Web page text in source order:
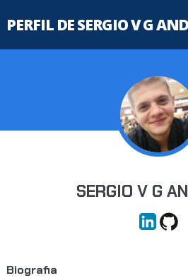
PERFIL DE SERGIO V G
SERGIO V G
Biografia